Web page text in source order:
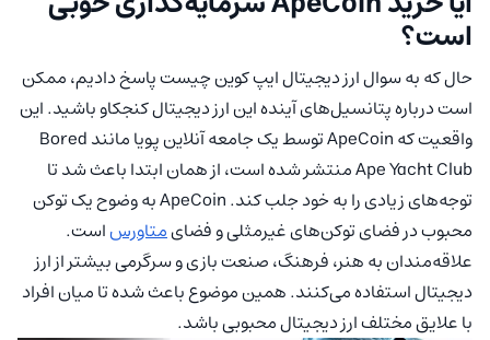
است؟
حال که به سوال ارز دیجیتال ایپ کوین چیست پاسخ دادیم، ممکن
است درباره پتانسیل‌های آینده این ارز دیجیتال کنجکاو باشید. این
واقعیت که ApeCoin توسط یک جامعه آنلاین پویا مانند Bored
Ape Yacht Club منتشر شده است، از همان ابتدا باعث شد تا
توجه‌های زیادی را به خود جلب کند. ApeCoin به وضوح یک توکن
محبوب در فضای توکن‌های غیرمثلی و فضایمتاورساست.
علاقه‌مندان به هنر، فرهنگ، صنعت بازی و سرگرمی بیشتر از ارز
دیجیتال استفاده می‌کنند. همین موضوع باعث شده تا میان افراد
با علایق مختلف ارز دیجیتال محبوبی باشد.